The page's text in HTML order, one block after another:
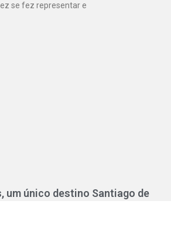
se fez representar e
um único destino Santiago de